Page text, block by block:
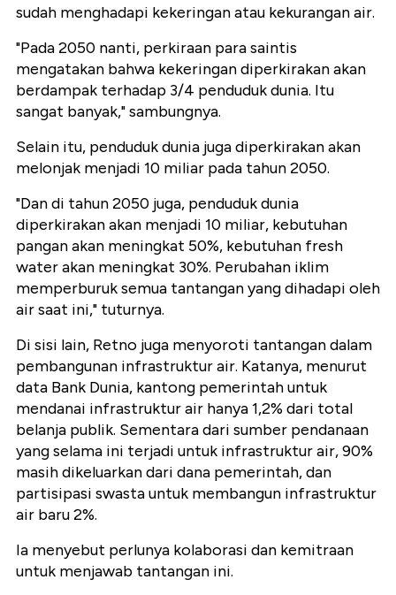
sudah menghadapi kekeringan atau kekurangan air.
"Pada 2050 nanti, perkiraan para saintis
mengatakan bahwa kekeringan diperkirakan akan
berdampak terhadap 3/4 penduduk dunia. Itu
sangat banyak," sambungnya.
Selain itu, penduduk dunia juga diperkirakan akan
melonjak menjadi 10 miliar pada tahun 2050.
"Dan di tahun 2050 juga, penduduk dunia
diperkirakan akan menjadi 10 miliar, kebutuhan
pangan akan meningkat 50%, kebutuhan fresh
water akan meningkat 30%. Perubahan iklim
memperburuk semua tantangan yang dihadapi oleh
air saat ini," tuturnya.
Di sisi lain, Retno juga menyoroti tantangan dalam
pembangunan infrastruktur air. Katanya, menurut
data Bank Dunia, kantong pemerintah untuk
mendanai infrastruktur air hanya 1,2% dari total
belanja publik. Sementara dari sumber pendanaan
yang selama ini terjadi untuk infrastruktur air, 90%
masih dikeluarkan dari dana pemerintah, dan
partisipasi swasta untuk membangun infrastruktur
air baru 2%.
Ia menyebut perlunya kolaborasi dan kemitraan
untuk menjawab tantangan ini.